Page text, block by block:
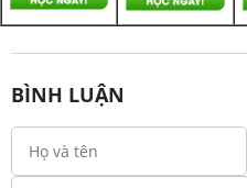
BÌNH LUẬN